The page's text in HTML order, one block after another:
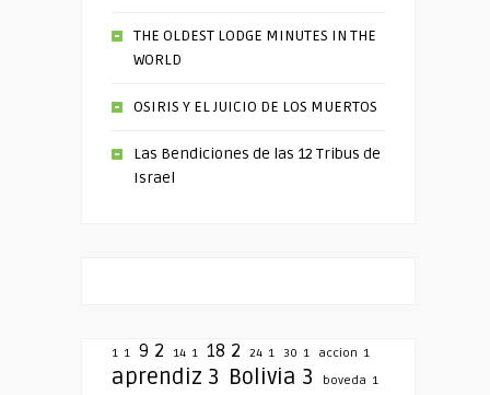
THE OLDEST LODGE MINUTES IN THE
WORLD
OSIRIS Y EL JUICIO DE LOS MUERTOS
Las Bendiciones de las 12 Tribus de
Israel
1 1 9 2 14 1 18 2 24 1 30 1 accion 1
aprendiz 3 Bolivia 3 boveda 1